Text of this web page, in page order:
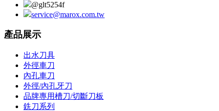
@glt5254f
service@marox.com.tw
產品展示
出水刀具
外徑車刀
內孔車刀
外徑/內孔牙刀
品牌專用槽刀/切斷刀板
銑刀系列